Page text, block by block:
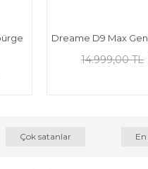
Dreame D9 Max
14.999,00 TL
Çok satanlar